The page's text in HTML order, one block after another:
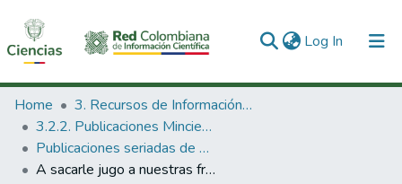
Log In (current)
Communities & Collections
All of DSpace
Statistics
Home
3. Recursos de Información Científica y Tecnológica
3.2.2. Publicaciones Minciencias
Publicaciones seriadas de Minciencias
A sacarle jugo a nuestras frutas